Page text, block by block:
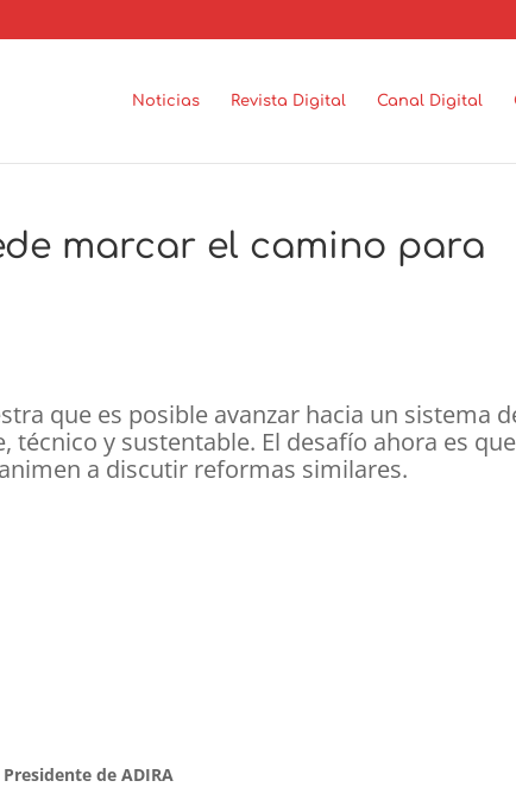
Noticias Revista Digital Canal Digital
marcar el camino para
que es posible avanzar hacia un sistema
técnico y sustentable. El desafío ahora es que
a discutir reformas similares.
de ADIRA